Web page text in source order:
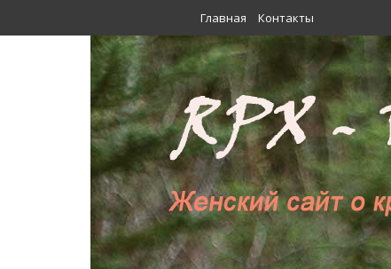
Главная Контакты